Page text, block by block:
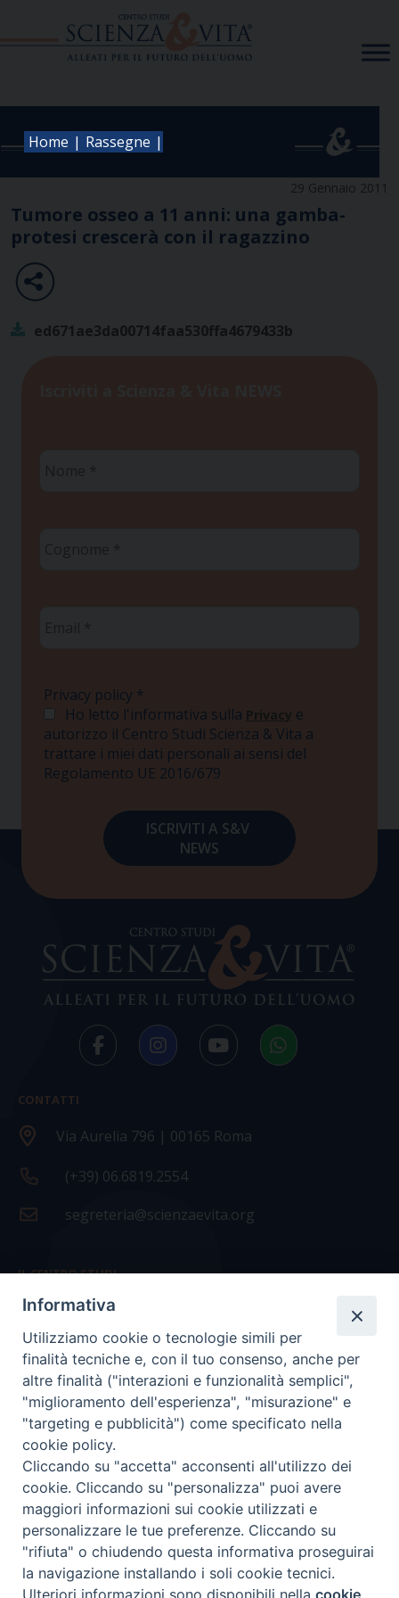
Home | Rassegne |
29 Gennaio 2011
Tumore osseo a 11 anni: una gamba-
protesi crescerà con il ragazzino
ed671ae3da00714faa530ffa4679433b
Privacy policy *
Ho letto l'informativa sulla Privacy e
autorizzo il Centro Studi Scienza & Vita a
trattare i miei dati personali ai sensi del
Regolamento UE 2016/679
CONTATTI
Via Aurelia 796 | 00165 Roma
(+39) 06.6819.2554
segreteria@scienzaevita.org
IL CENTRO STUDI
La nostra storia
Statuto
Presidenza e ufficio presidenza
Consiglio scientifico
Coordinamento nazionale
COPYRIGHT Scienza & Vita - C.F96600690588- Tutti i
diritti -Privacy- Credits
Informativa
Utilizziamo cookie o tecnologie simili per
finalità tecniche e, con il tuo consenso, anche per
altre finalità ("interazioni e funzionalità semplici",
"miglioramento dell'esperienza", "misurazione" e
"targeting e pubblicità") come specificato nella
cookie policy.
Cliccando su "accetta" acconsenti all'utilizzo dei
cookie. Cliccando su "personalizza" puoi avere
maggiori informazioni sui cookie utilizzati e
personalizzare le tue preferenze. Cliccando su
"rifiuta" o chiudendo questa informativa proseguirai
la navigazione installando i soli cookie tecnici.